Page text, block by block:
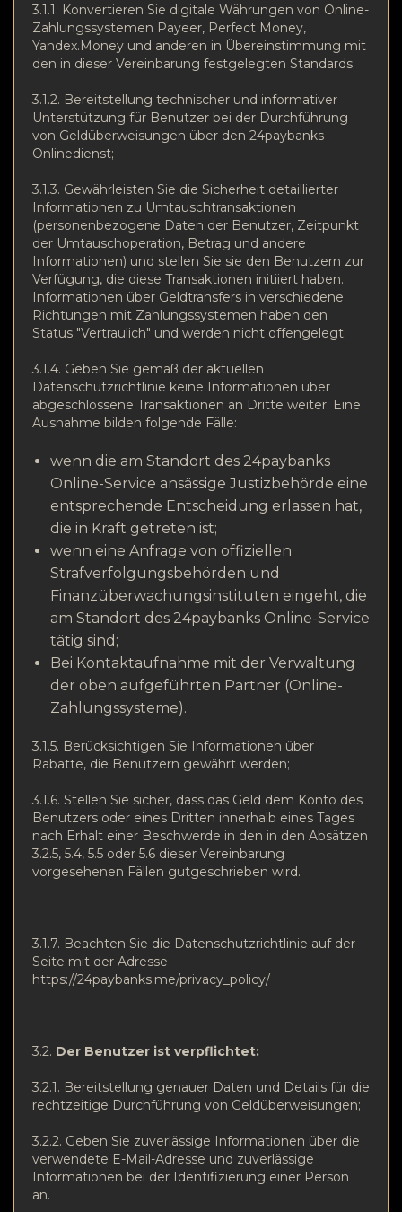
3.1.1. Konvertieren Sie digitale Währungen von Online-
Zahlungssystemen Payeer, Perfect Money,
Yandex.Money und anderen in Übereinstimmung mit
den in dieser Vereinbarung festgelegten Standards;
3.1.2. Bereitstellung technischer und informativer
Unterstützung für Benutzer bei der Durchführung
von Geldüberweisungen über den 24paybanks-
Onlinedienst;
3.1.3. Gewährleisten Sie die Sicherheit detaillierter
Informationen zu Umtauschtransaktionen
(personenbezogene Daten der Benutzer, Zeitpunkt
der Umtauschoperation, Betrag und andere
Informationen) und stellen Sie sie den Benutzern zur
Verfügung, die diese Transaktionen initiiert haben.
Informationen über Geldtransfers in verschiedene
Richtungen mit Zahlungssystemen haben den
Status "Vertraulich" und werden nicht offengelegt;
3.1.4. Geben Sie gemäß der aktuellen
Datenschutzrichtlinie keine Informationen über
abgeschlossene Transaktionen an Dritte weiter. Eine
Ausnahme bilden folgende Fälle:
wenn die am Standort des 24paybanks
Online-Service ansässige Justizbehörde eine
entsprechende Entscheidung erlassen hat,
die in Kraft getreten ist;
wenn eine Anfrage von offiziellen
Strafverfolgungsbehörden und
Finanzüberwachungsinstituten eingeht, die
am Standort des 24paybanks Online-Service
tätig sind;
Bei Kontaktaufnahme mit der Verwaltung
der oben aufgeführten Partner (Online-
Zahlungssysteme).
3.1.5. Berücksichtigen Sie Informationen über
Rabatte, die Benutzern gewährt werden;
3.1.6. Stellen Sie sicher, dass das Geld dem Konto des
Benutzers oder eines Dritten innerhalb eines Tages
nach Erhalt einer Beschwerde in den in den Absätzen
3.2.5, 5.4, 5.5 oder 5.6 dieser Vereinbarung
vorgesehenen Fällen gutgeschrieben wird.
3.1.7. Beachten Sie die Datenschutzrichtlinie auf der
Seite mit der Adresse
https://24paybanks.me/privacy_policy/
3.2. Der Benutzer ist verpflichtet:
3.2.1. Bereitstellung genauer Daten und Details für die
rechtzeitige Durchführung von Geldüberweisungen;
3.2.2. Geben Sie zuverlässige Informationen über die
verwendete E-Mail-Adresse und zuverlässige
Informationen bei der Identifizierung einer Person
an.